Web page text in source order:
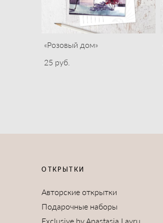
«Розовый дом»
25 pуб.
ОТКРЫТКИ
Авторские открытки
Подарочные наборы
Exclusive by Anastasia Lavru